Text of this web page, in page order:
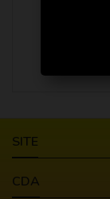
SITE
CDA